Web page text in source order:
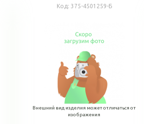
Код: 375-4501259-Б
Внешний вид изделия может отличаться от
изображения